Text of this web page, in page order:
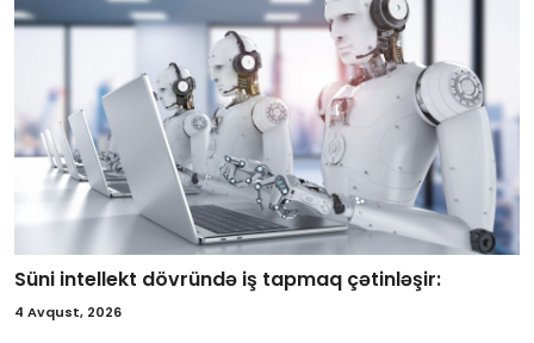
Süni intellekt dövründə iş tapmaq çətinləşir:
4 Avqust, 2026